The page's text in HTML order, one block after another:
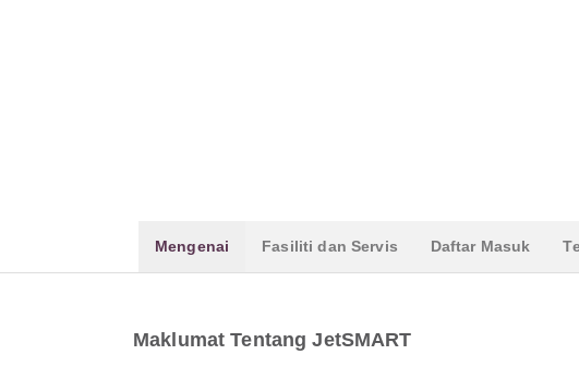
Mengenai Fasiliti dan Servis Daftar Masuk
Maklumat Tentang JetSMART